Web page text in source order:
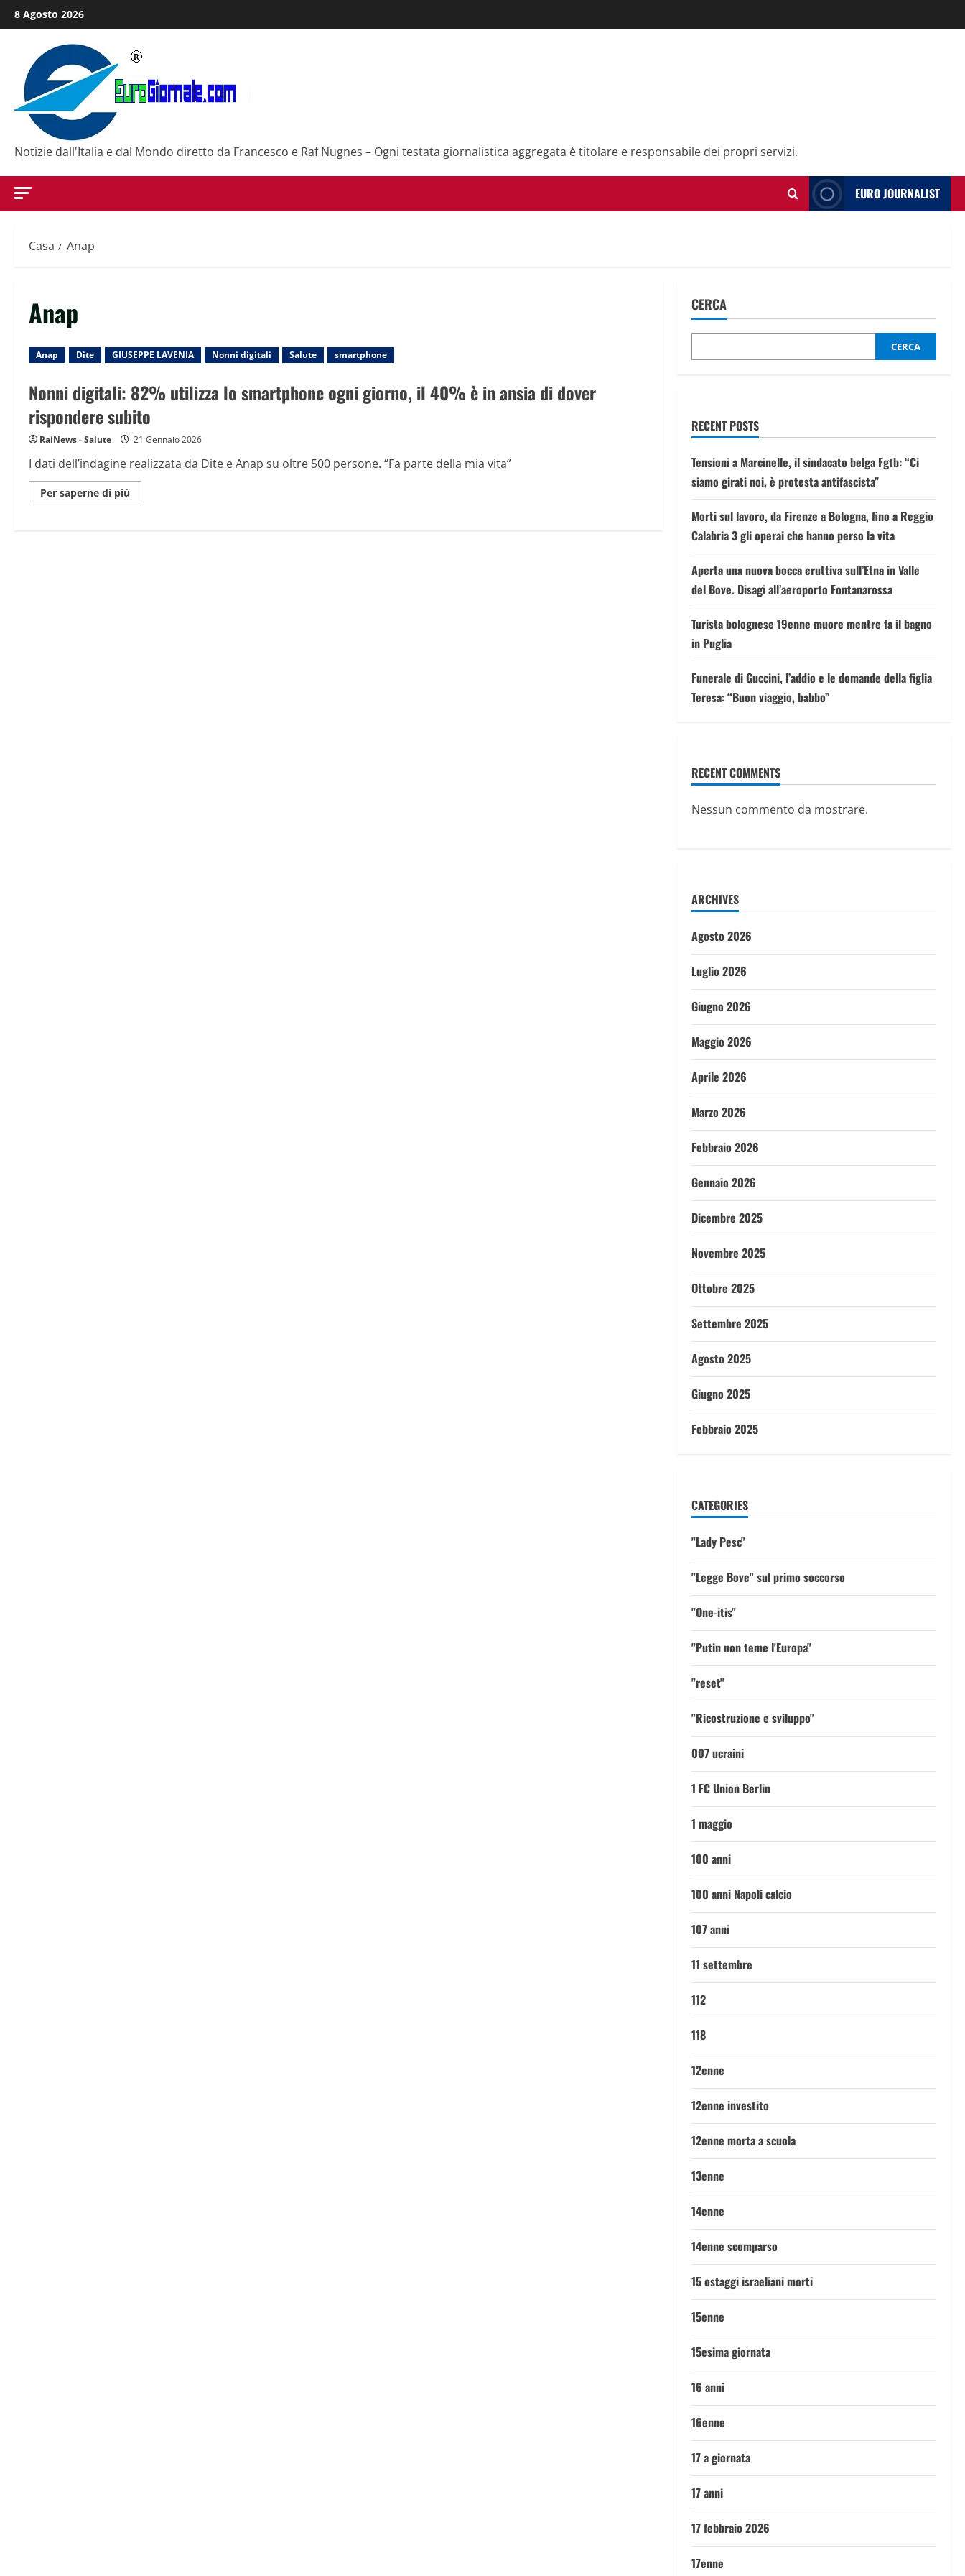
Salta
al
contenuto
8 Agosto 2026
Notizie dall'Italia e dal Mondo diretto da Francesco e Raf Nugnes – Ogni testata giornalistica aggregata è titolare e responsabile dei propri servizi.
EURO JOURNALIST
Casa Anap
Anap
Anap Dite GIUSEPPE LAVENIA Nonni digitali Salute smartphone
Nonni digitali: 82% utilizza lo smartphone ogni giorno, il 40% è in ansia di dover
rispondere subito
RaiNews - Salute 21 Gennaio 2026
I dati dell’indagine realizzata da Dite e Anap su oltre 500 persone. “Fa parte della mia vita”
Per saperne di più
informazioni
CERCA
CERCA
RECENT POSTS
Tensioni a Marcinelle, il sindacato belga Fgtb: “Ci
siamo girati noi, è protesta antifascista”
Morti sul lavoro, da Firenze a Bologna, fino a Reggio
Calabria 3 gli operai che hanno perso la vita
Aperta una nuova bocca eruttiva sull’Etna in Valle
del Bove. Disagi all’aeroporto Fontanarossa
Turista bolognese 19enne muore mentre fa il bagno
in Puglia
Funerale di Guccini, l’addio e le domande della figlia
Teresa: “Buon viaggio, babbo”
RECENT COMMENTS
Nessun commento da mostrare.
ARCHIVES
Agosto 2026
Luglio 2026
Giugno 2026
Maggio 2026
Aprile 2026
Marzo 2026
Febbraio 2026
Gennaio 2026
Dicembre 2025
Novembre 2025
Ottobre 2025
Settembre 2025
Agosto 2025
Giugno 2025
Febbraio 2025
CATEGORIES
"Lady Pesc"
"Legge Bove" sul primo soccorso
"One-itis"
"Putin non teme l'Europa"
"reset"
"Ricostruzione e sviluppo"
007 ucraini
1 FC Union Berlin
1 maggio
100 anni
100 anni Napoli calcio
107 anni
11 settembre
112
118
12enne
12enne investito
12enne morta a scuola
13enne
14enne
14enne scomparso
15 ostaggi israeliani morti
15enne
15esima giornata
16 anni
16enne
17 a giornata
17 anni
17 febbraio 2026
17enne